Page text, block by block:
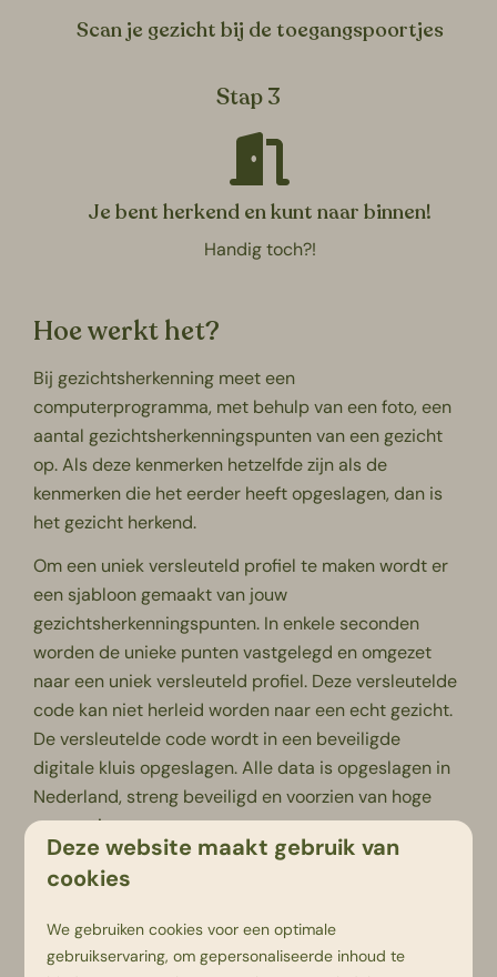
Scan je gezicht bij de toegangspoortjes
Stap 3
Je bent herkend en kunt naar binnen!
Handig toch?!
Hoe werkt het?
Bij gezichtsherkenning meet een
computerprogramma, met behulp van een foto, een
aantal gezichtsherkenningspunten van een gezicht
op. Als deze kenmerken hetzelfde zijn als de
kenmerken die het eerder heeft opgeslagen, dan is
het gezicht herkend.
Om een uniek versleuteld profiel te maken wordt er
een sjabloon gemaakt van jouw
gezichtsherkenningspunten. In enkele seconden
worden de unieke punten vastgelegd en omgezet
naar een uniek versleuteld profiel. Deze versleutelde
code kan niet herleid worden naar een echt gezicht.
De versleutelde code wordt in een beveiligde
digitale kluis opgeslagen. Alle data is opgeslagen in
Nederland, streng beveiligd en voorzien van hoge
encryptie.
Goed om te weten: De (streng beveiligde) data
verwijderd.
Herkenning en toegang
Deze website maakt gebruik van
cookies
We gebruiken cookies voor een optimale
gebruikservaring, om gepersonaliseerde inhoud te